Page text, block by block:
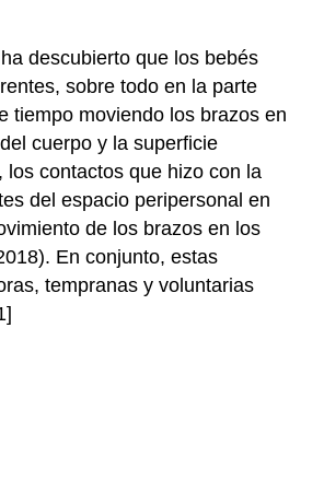
descubierto que los bebés
sobre todo en la parte
tiempo moviendo los brazos en
cuerpo y la superficie
contactos que hizo con la
del espacio peripersonal en
de los brazos en los
En conjunto, estas
tempranas y voluntarias